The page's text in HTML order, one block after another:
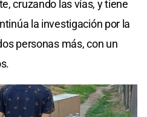
cruzando las vías, y tiene
la investigación por la
personas más, con un